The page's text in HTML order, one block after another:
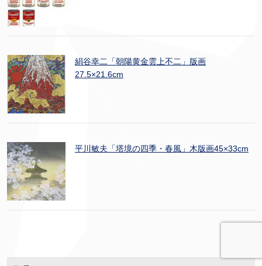
絹谷幸二「朝陽黄金雲上不二」版画
27.5×21.6cm
平川敏夫「塔境の四季・春風」木版画45×33cm